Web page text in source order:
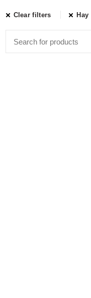
Clear filters Hay